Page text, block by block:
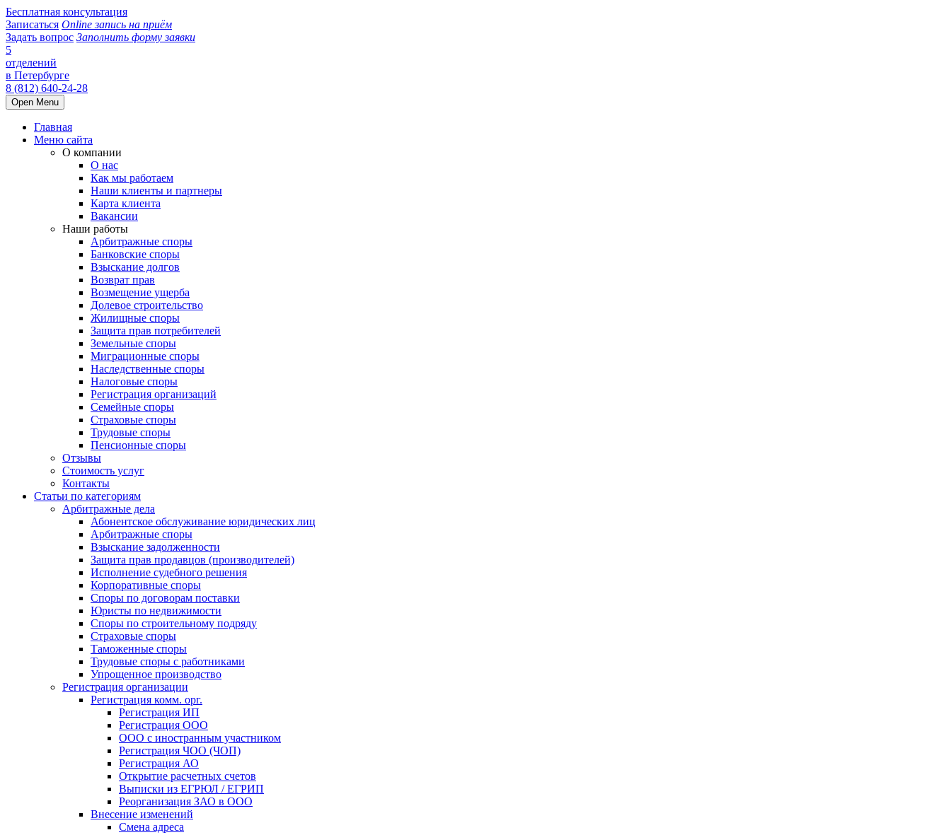
Бесплатная консультация
Записаться Online запись на приём
Задать вопрос Заполнить форму заявки
5
отделений
в Петербурге
8 (812) 640-24-28
Open Menu
Главная
Меню сайта
О компании
О нас
Как мы работаем
Наши клиенты и партнеры
Карта клиента
Вакансии
Наши работы
Арбитражные споры
Банковские споры
Взыскание долгов
Возврат прав
Возмещение ущерба
Долевое строительство
Жилищные споры
Защита прав потребителей
Земельные споры
Миграционные споры
Наследственные споры
Налоговые споры
Регистрация организаций
Семейные споры
Страховые споры
Трудовые споры
Пенсионные споры
Отзывы
Стоимость услуг
Контакты
Статьи по категориям
Арбитражные дела
Абонентское обслуживание юридических лиц
Арбитражные споры
Взыскание задолженности
Защита прав продавцов (производителей)
Исполнение судебного решения
Корпоративные споры
Споры по договорам поставки
Юристы по недвижимости
Споры по строительному подряду
Страховые споры
Таможенные споры
Трудовые споры с работниками
Упрощенное производство
Регистрация организации
Регистрация комм. орг.
Регистрация ИП
Регистрация ООО
ООО с иностранным участником
Регистрация ЧОО (ЧОП)
Регистрация АО
Открытие расчетных счетов
Выписки из ЕГРЮЛ / ЕГРИП
Реорганизация ЗАО в ООО
Внесение изменений
Смена адреса